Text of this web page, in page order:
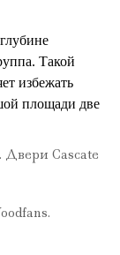
Такой
избежать
площади две
Двери Cascate